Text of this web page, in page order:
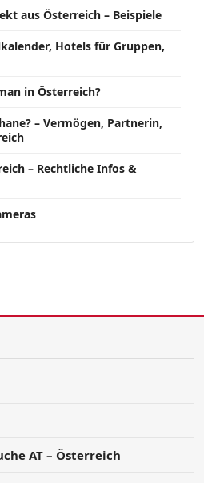
aus Österreich – Beispiele
Hotels für Gruppen,
in Österreich?
– Vermögen, Partnerin,
– Rechtliche Infos &
AT – Österreich